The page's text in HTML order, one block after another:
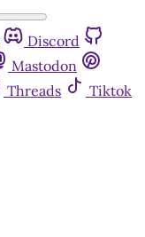
Discord
Mastodon
Threads
Tiktok